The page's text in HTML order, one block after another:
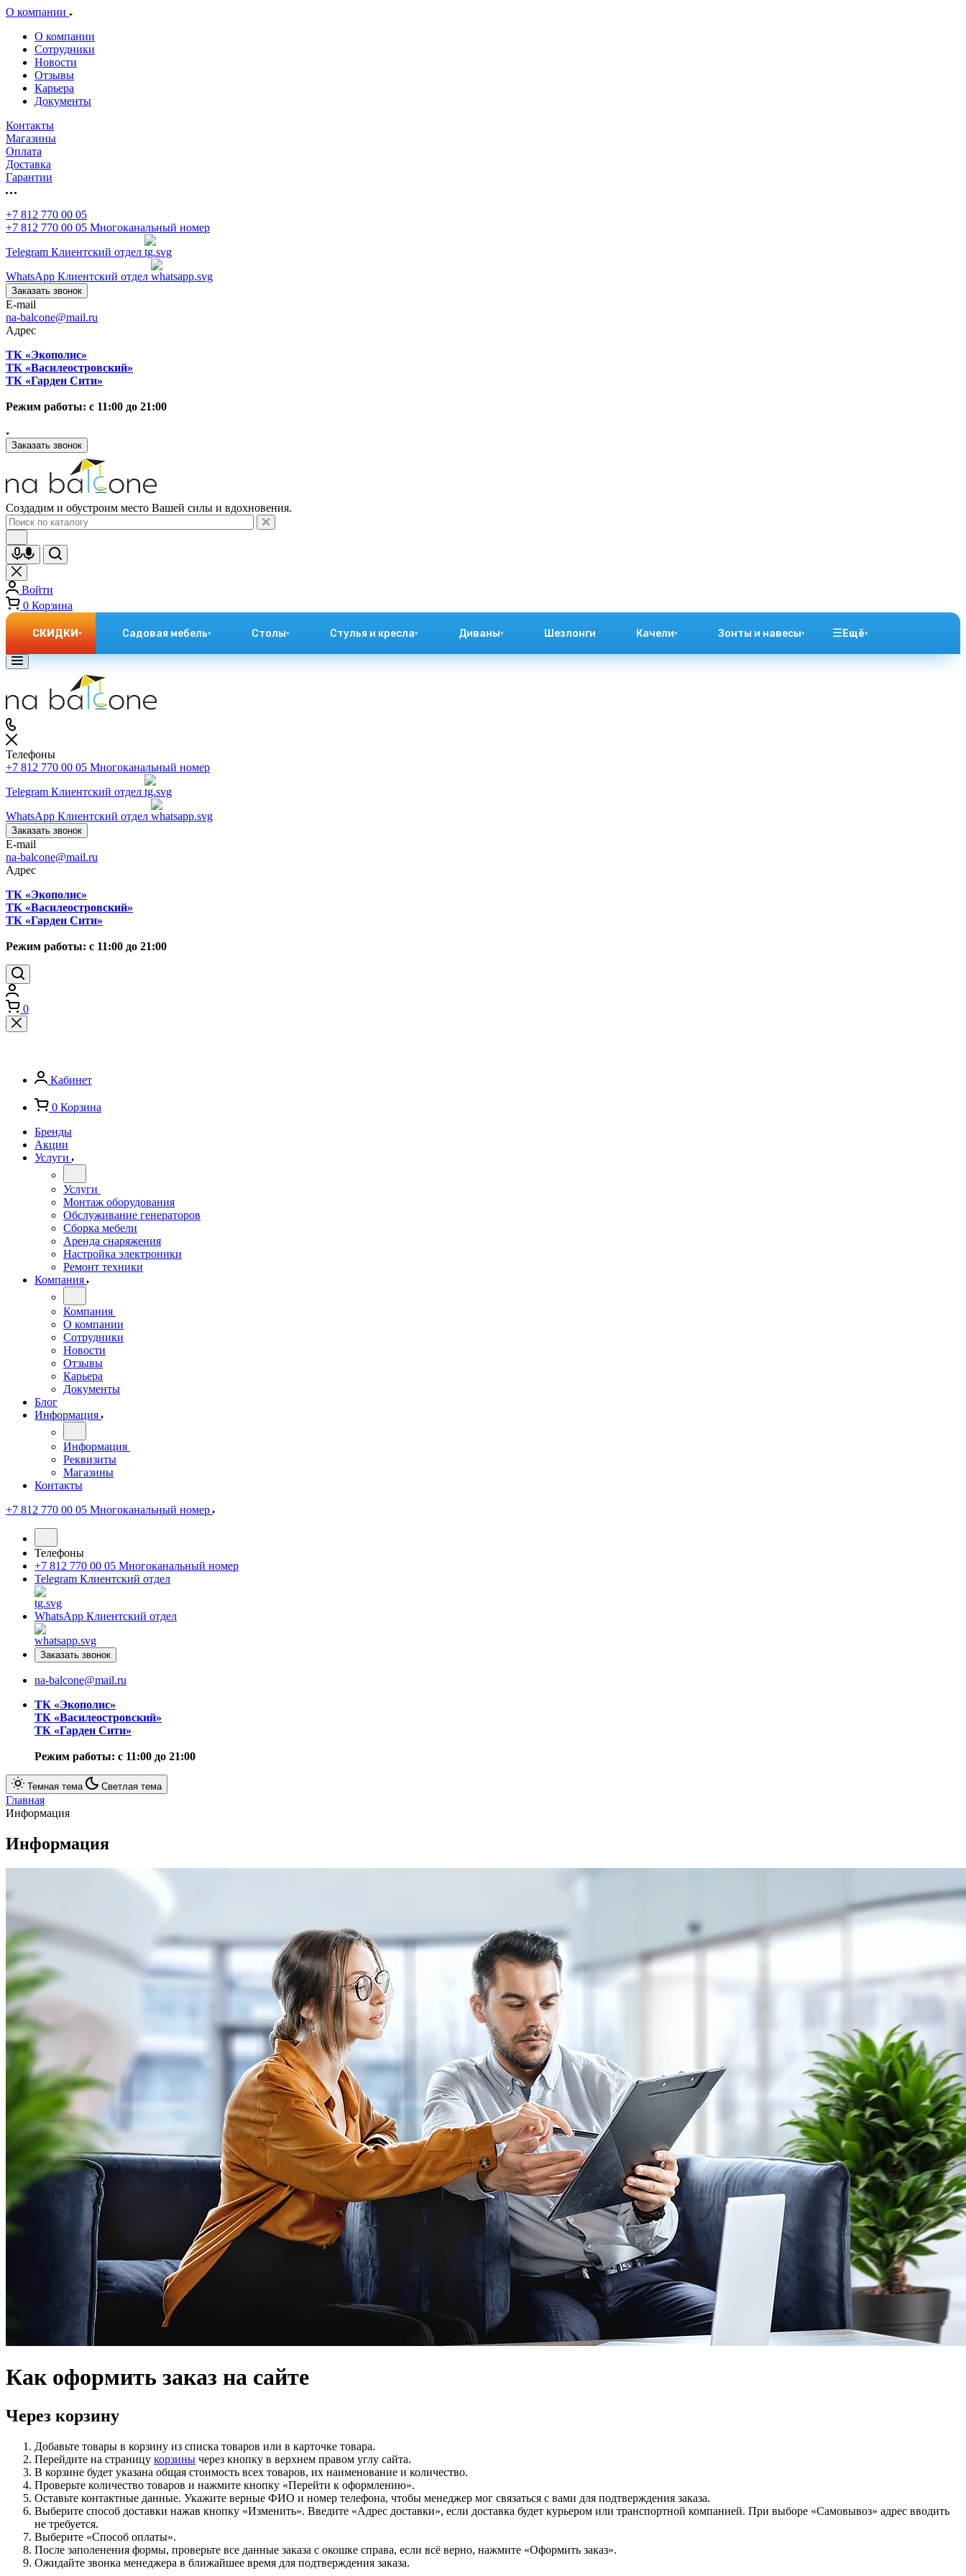
О компании
О компании
Сотрудники
Новости
Отзывы
Карьера
Документы
Контакты
Магазины
Оплата
Доставка
Гарантии
+7 812 770 00 05
+7 812 770 00 05 Многоканальный номер
Telegram Клиентский отдел
WhatsApp Клиентский отдел
Заказать звонок
E-mail
na-balcone@mail.ru
Адрес
ТК «Экополис»
ТК «Василеостровский»
ТК «Гарден Сити»
Режим работы: с 11:00 до 21:00
Заказать звонок
Создадим и обустроим место Вашей силы и вдохновения.
Войти
0 Корзина
СКИДКИ▾ Садовая мебель▾ Столы▾ Стулья и кресла▾ Диваны▾ Шезлонги Качели▾ Зонты и навесы▾ ☰ Ещё▾
Телефоны
+7 812 770 00 05 Многоканальный номер
Telegram Клиентский отдел
WhatsApp Клиентский отдел
Заказать звонок
E-mail
na-balcone@mail.ru
Адрес
ТК «Экополис»
ТК «Василеостровский»
ТК «Гарден Сити»
Режим работы: с 11:00 до 21:00
0
Кабинет
0 Корзина
Бренды
Акции
Услуги
Услуги
Монтаж оборудования
Обслуживание генераторов
Сборка мебели
Аренда снаряжения
Настройка электроники
Ремонт техники
Компания
Компания
О компании
Сотрудники
Новости
Отзывы
Карьера
Документы
Блог
Информация
Информация
Реквизиты
Магазины
Контакты
+7 812 770 00 05 Многоканальный номер
Телефоны
+7 812 770 00 05 Многоканальный номер
Telegram Клиентский отдел
WhatsApp Клиентский отдел
Заказать звонок
na-balcone@mail.ru
ТК «Экополис»
ТК «Василеостровский»
ТК «Гарден Сити»
Режим работы: с 11:00 до 21:00
Темная тема Светлая тема
Главная
Информация
Информация
Как оформить заказ на сайте
Через корзину
Добавьте товары в корзину из списка товаров или в карточке товара.
Перейдите на страницу корзины через кнопку в верхнем правом углу сайта.
В корзине будет указана общая стоимость всех товаров, их наименование и количество.
Проверьте количество товаров и нажмите кнопку «Перейти к оформлению».
Оставьте контактные данные. Укажите верные ФИО и номер телефона, чтобы менеджер мог связаться с вами для подтверждения заказа.
Выберите способ доставки нажав кнопку «Изменить». Введите «Адрес доставки», если доставка будет курьером или транспортной компанией. При выборе «Самовывоз» адрес вводить
не требуется.
Выберите «Способ оплаты».
После заполенения формы, проверьте все данные заказа с окошке справа, если всё верно, нажмите «Оформить заказ».
Ожидайте звонка менеджера в ближайшее время для подтверждения заказа.